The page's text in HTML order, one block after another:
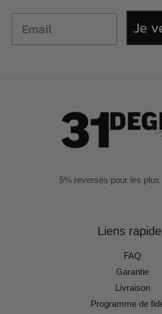
Je
5% reversés pour les
Liens
FAQ
Garantie
Livraison
Programme de